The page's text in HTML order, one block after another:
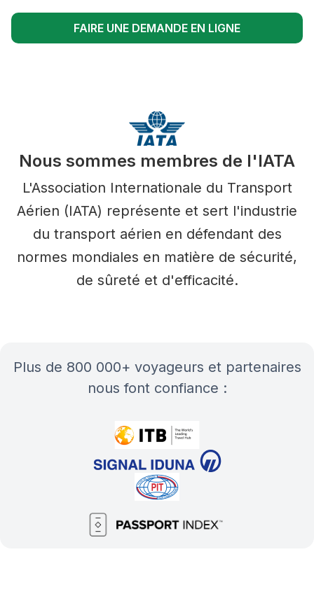
FAIRE UNE DEMANDE EN LIGNE
Nous sommes membres de l'IATA
L'Association Internationale du Transport
Aérien (IATA) représente et sert l'industrie
du transport aérien en défendant des
normes mondiales en matière de sécurité,
de sûreté et d'efficacité.
plus de 800 000+ voyageurs et partenaires
nous font confiance :